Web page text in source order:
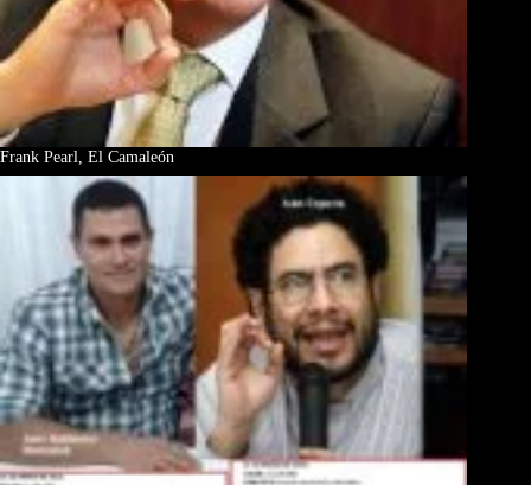
Frank Pearl, El Camaleón